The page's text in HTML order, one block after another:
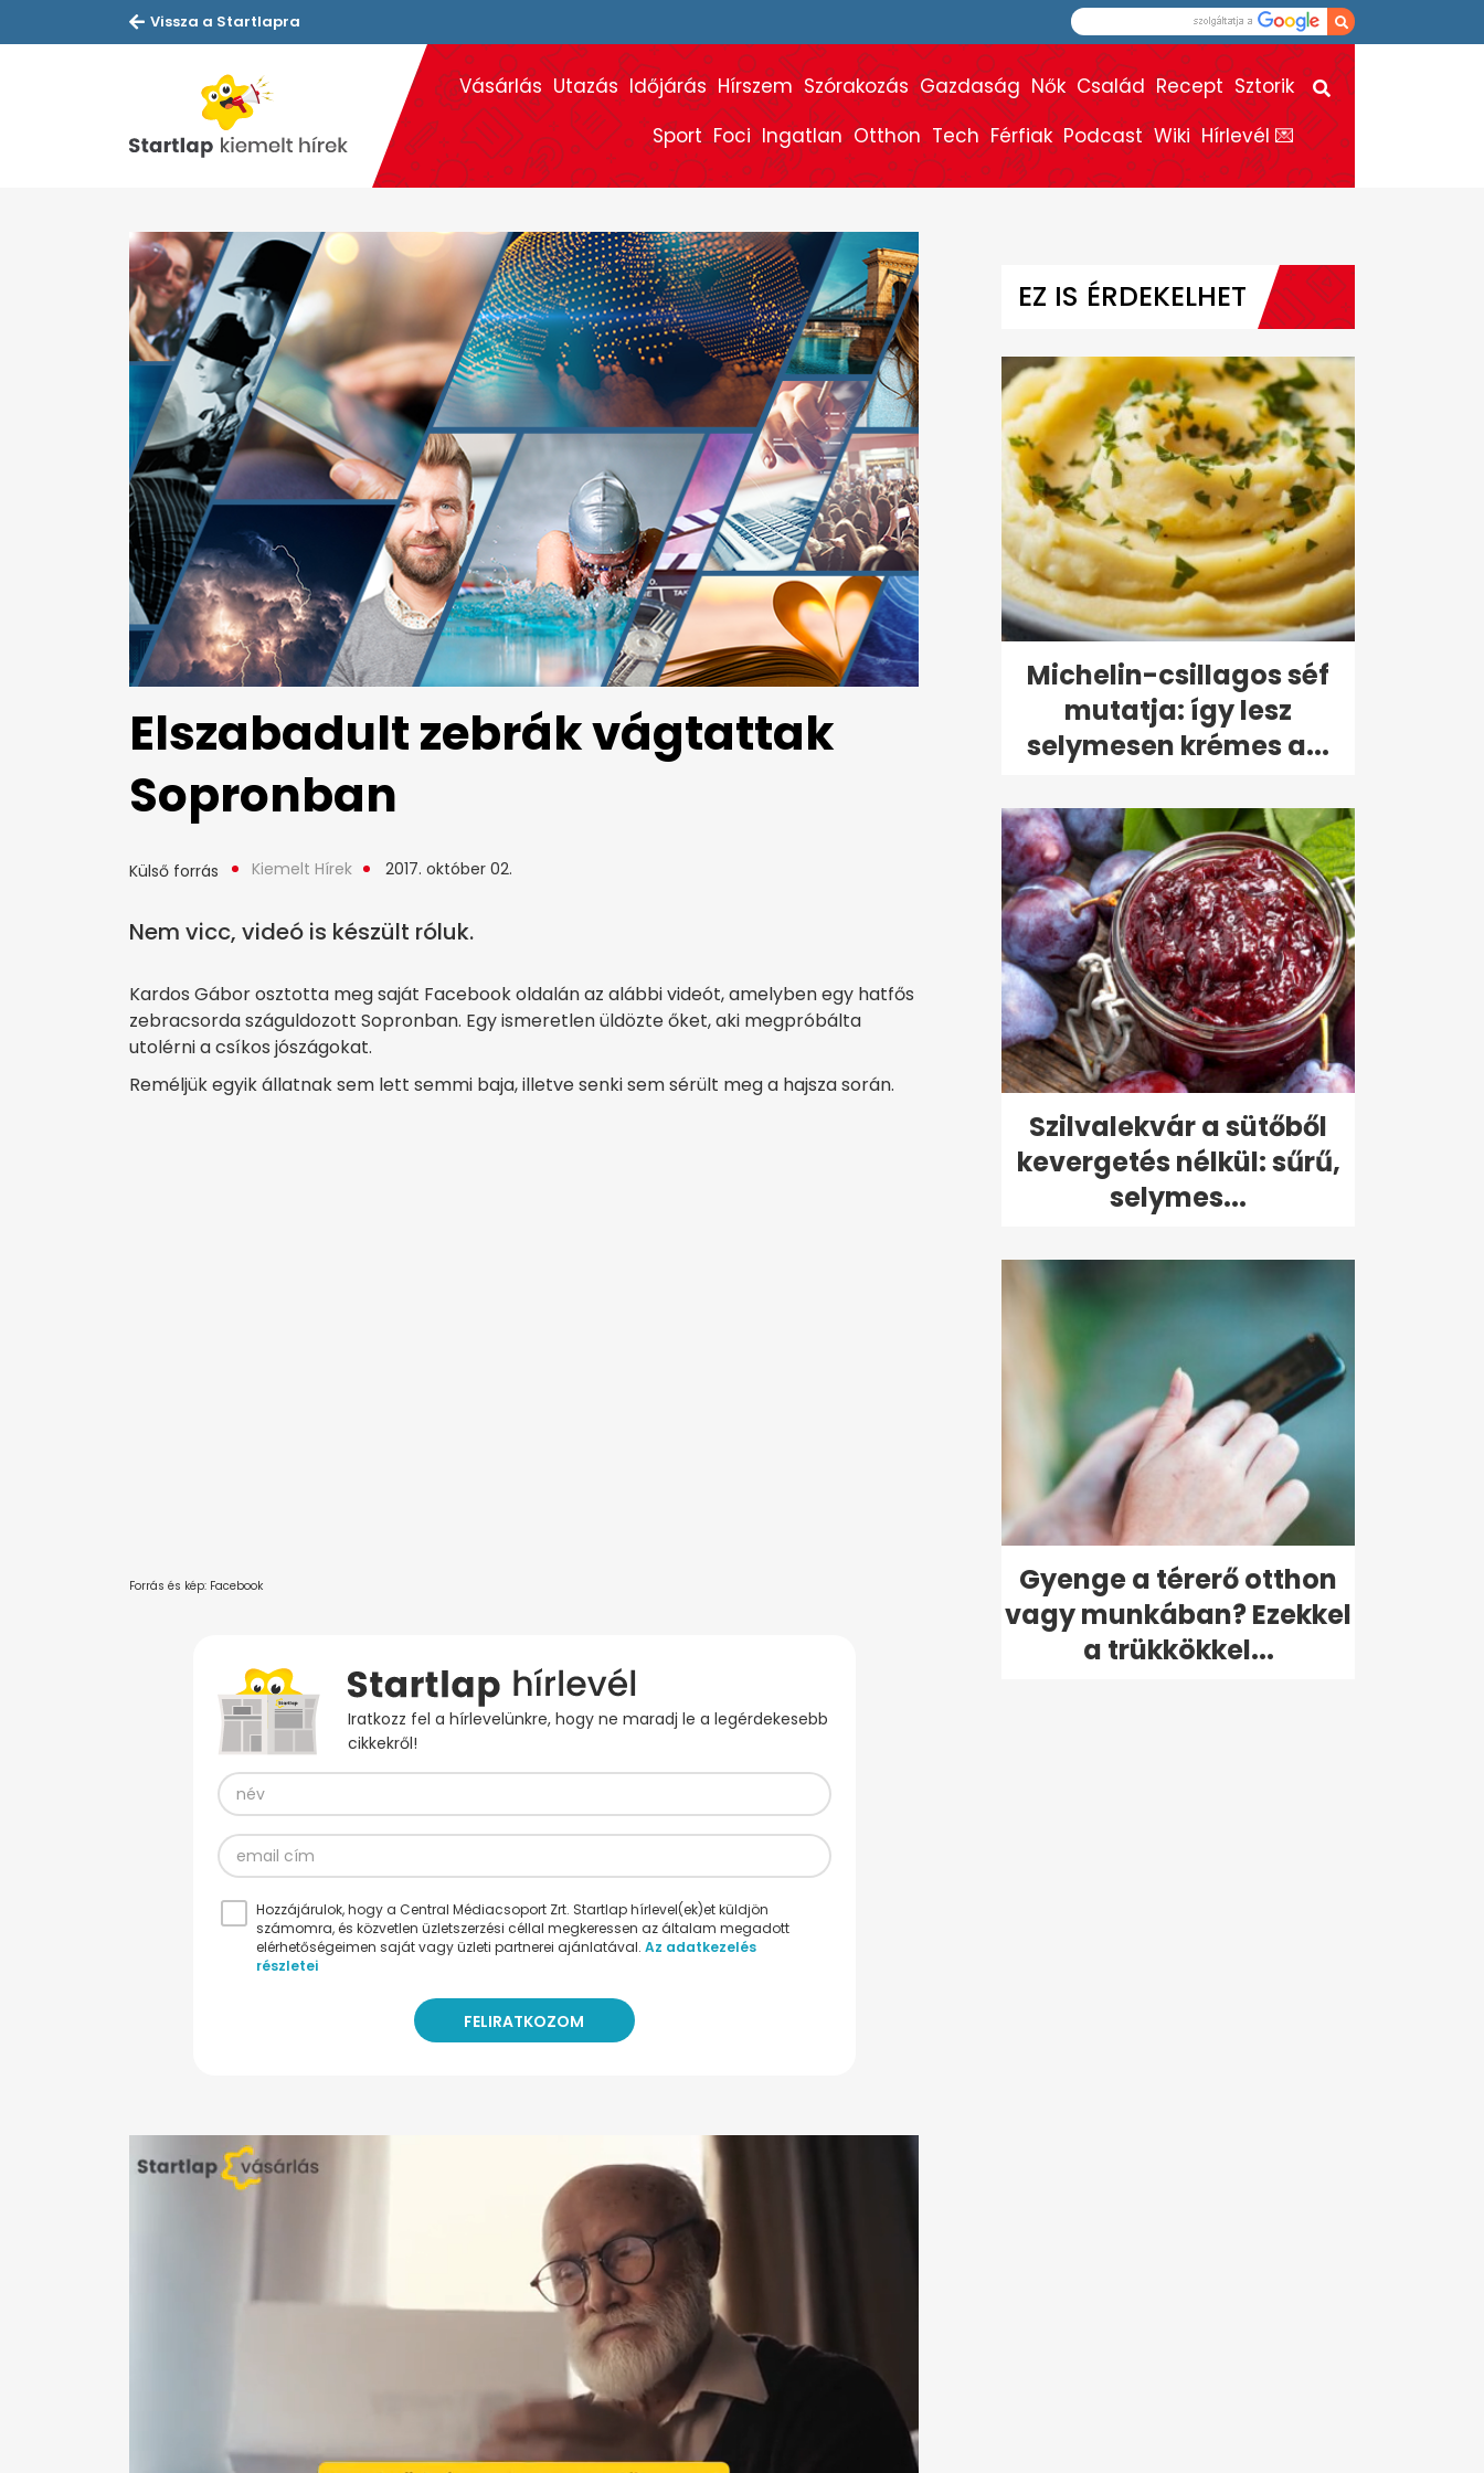
Vissza a Startlapra
Vásárlás Utazás Időjárás Hírszem Szórakozás Gazdaság Nők Család Recept Sztorik
Sport Foci Ingatlan Otthon Tech Férfiak Podcast Wiki Hírlevél 💌
Elszabadult zebrák vágtattak
Sopronban
Külső forrás Kiemelt Hírek 2017. október 02.
Nem vicc, videó is készült róluk.
Kardos Gábor osztotta meg saját Facebook oldalán az alábbi videót, amelyben egy hatfős
zebracsorda száguldozott Sopronban. Egy ismeretlen üldözte őket, aki megpróbálta
utolérni a csíkos jószágokat.
Reméljük egyik állatnak sem lett semmi baja, illetve senki sem sérült meg a hajsza során.
Forrás és kép: Facebook
Iratkozz fel a hírlevelünkre, hogy ne maradj le a legérdekesebb
cikkekről!
Hozzájárulok, hogy a Central Médiacsoport Zrt. Startlap hírlevel(ek)et küldjön
számomra, és közvetlen üzletszerzési céllal megkeressen az általam megadott
elérhetőségeimen saját vagy üzleti partnerei ajánlatával. Az adatkezelés
részletei
EZ IS ÉRDEKELHET
Michelin-csillagos séf
mutatja: így lesz
selymesen krémes a...
Szilvalekvár a sütőből
kevergetés nélkül: sűrű,
selymes...
Gyenge a térerő otthon
vagy munkában? Ezekkel
a trükkökkel...